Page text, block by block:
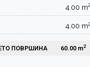
4.00 m2
4.00 m2
ПОВРШИНА 60.00 m2